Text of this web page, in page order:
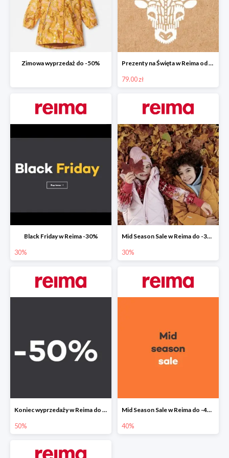
Zimowa wyprzedaż do -50% Prezenty na Święta w Reima od 79,00 zł
79.00 zł
Black Friday w Reima -30%
30%
Mid Season Sale w Reima do -30%
30%
Koniec wyprzedaży w Reima do -50%
50%
Mid Season Sale w Reima do -40%
40%